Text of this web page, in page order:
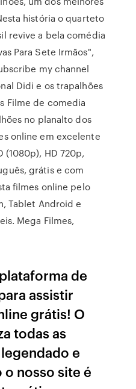
história o quarteto
revive a bela comédia
Para Sete Irmãos",
my channel
Didi e os trapalhões
Filme de comedia
no planalto dos
online em excelente
(1080p), HD 720p,
grátis e com
filmes online pelo
Tablet Android e
Mega Filmes,
de
assistir
grátis! O
todas as
e
nosso site é